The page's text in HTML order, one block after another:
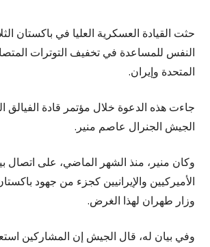
حثت القيادة العسكرية العليا في باكستان
النفس للمساعدة في تخفيف التوترات
المتحدة وإيران.
جاءت هذه الدعوة خلال مؤتمر قادة الفيالق
الجيش الجنرال عاصم منير.
وكان منير، منذ الشهر الماضي، على اتصال
الأميركيين والإيرانيين كجزء من جهود
وزار طهران لهذا الغرض.
وفي بيان له، قال الجيش إن المشاركين